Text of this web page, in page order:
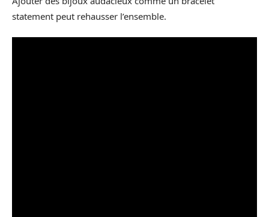
statement peut rehausser l’ensemble.